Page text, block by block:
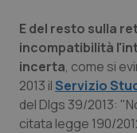
E del resto sulla
incompatibilità
incerta, come si
2013 ilServizio
del Dlgs 39/2013: "
citata legge 190/